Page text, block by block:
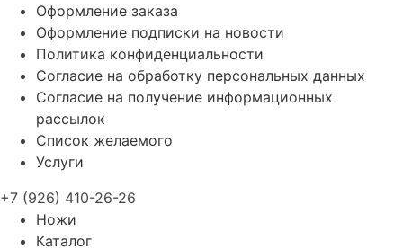
Оформление заказа
Оформление подписки на новости
Политика конфиденциальности
Согласие на обработку персональных данных
Согласие на получение информационных
рассылок
Список желаемого
Услуги
+7 (926) 410-26-26
Ножи
Каталог